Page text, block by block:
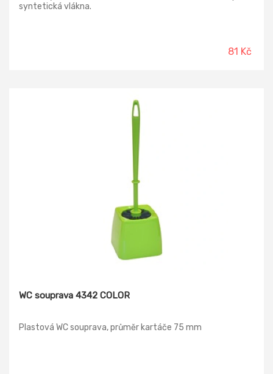
syntetická vlákna.
81 Kč
WC souprava 4342 COLOR
Plastová WC souprava, průměr kartáče 75 mm